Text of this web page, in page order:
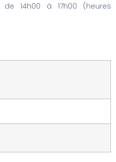
de 14h00 à 17h00 (heures